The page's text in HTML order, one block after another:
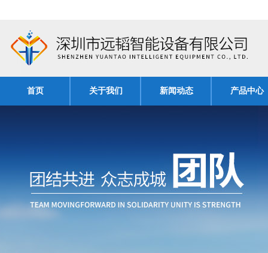
首页 关于我们 新闻动态 产品中心